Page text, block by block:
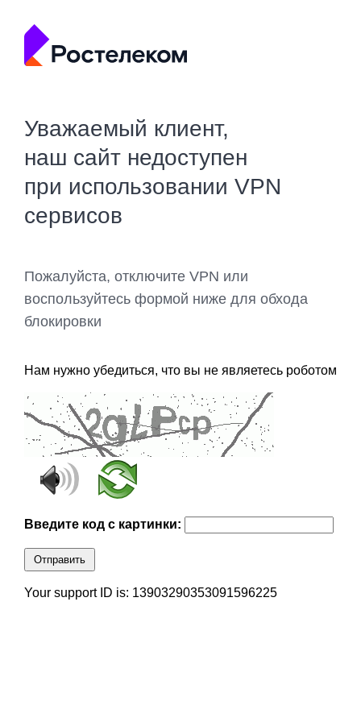
Уважаемый клиент,
наш сайт недоступен
при использовании VPN
сервисов
Пожалуйста, отключите VPN или
воспользуйтесь формой ниже для обхода
блокировки
Нам нужно убедиться, что вы не являетесь роботом
Введите код с картинки:
Отправить
Your support ID is: 13903290353091596225